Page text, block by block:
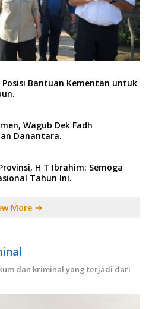
Posisi Bantuan Kementan untuk
Wagub Dek Fadh
Danantara.
H T Ibrahim: Semoga
Tahun Ini.
More
dan kriminal yang terjadi dari